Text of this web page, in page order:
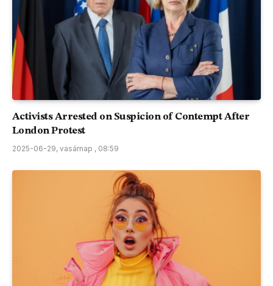
Activists Arrested on Suspicion of Contempt After
London Protest
2025-06-29, vasárnap , 08:59